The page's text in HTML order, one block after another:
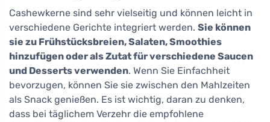
Cashewkerne sind sehr vielseitig und können leicht in
verschiedene Gerichte integriert werden. Sie können
sie zu Frühstücksbreien, Salaten, Smoothies
hinzufügen oder als Zutat für verschiedene Saucen
und Desserts verwenden. Wenn Sie Einfachheit
bevorzugen, können Sie sie zwischen den Mahlzeiten
als Snack genießen. Es ist wichtig, daran zu denken,
dass bei täglichem Verzehr die empfohlene